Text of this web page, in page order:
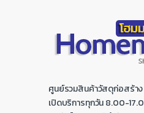
C
a
r
o
ศูนย์รวมสินค้าวัสดุก่อสร้าง
เปิดบริการทุกวัน 8.00-